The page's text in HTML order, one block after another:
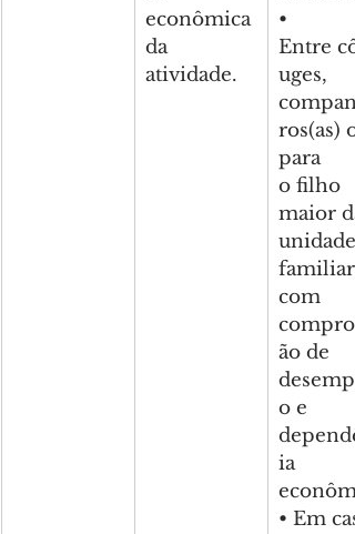
econômica
da
atividade.
•
Entre
uges,
ros(as)
para
o filho
maior
unidade
familiar,
com
ão de
o e
ia
• Em